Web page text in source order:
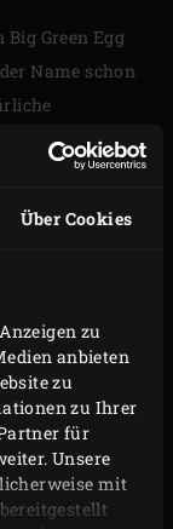
Über Cookies
zu
anbieten
zu
zu Ihrer
für
Unsere
mit
Big Green Egg
Name schon
bei der die
vereint